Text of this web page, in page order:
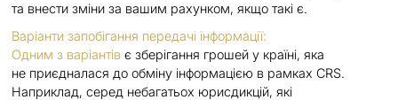
та внести зміни за вашим рахунком, якщо такі є.
Варіанти запобігання передачі інформації:
Одним з варіантів є зберігання грошей у країні, яка
не приєдналася до обміну інформацією в рамках CRS.
Наприклад, серед небагатьох юрисдикцій, які